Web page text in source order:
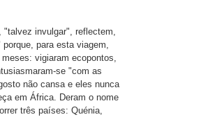
invulgar", reflectem,
para esta viagem,
vigiaram ecopontos,
se "com as
não cansa e eles nunca
em África. Deram o nome
três países: Quénia,